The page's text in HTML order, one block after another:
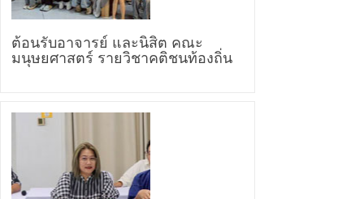
ต้อนรับอาจารย์ และนิสิต คณะ
มนุษยศาสตร์ รายวิชาคติชนท้องถิ่น